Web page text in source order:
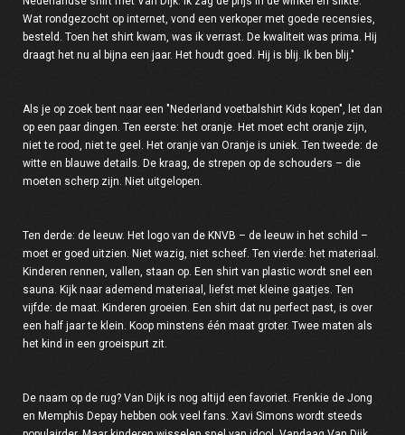
Wat rondgezocht op internet, vond een verkoper met goede recensies,
besteld. Toen het shirt kwam, was ik verrast. De kwaliteit was prima. Hij
draagt het nu al bijna een jaar. Het houdt goed. Hij is blij. Ik ben blij."
Als je op zoek bent naar een " Nederland voetbalshirt Kids kopen", let dan
op een paar dingen. Ten eerste: het oranje. Het moet echt oranje zijn,
niet te rood, niet te geel. Het oranje van Oranje is uniek. Ten tweede: de
witte en blauwe details. De kraag, de strepen op de schouders – die
moeten scherp zijn. Niet uitgelopen.
Ten derde: de leeuw. Het logo van de KNVB – de leeuw in het schild –
moet er goed uitzien. Niet wazig, niet scheef. Ten vierde: het materiaal.
Kinderen rennen, vallen, staan op. Een shirt van plastic wordt snel een
sauna. Kijk naar ademend materiaal, liefst met kleine gaatjes. Ten
vijfde: de maat. Kinderen groeien. Een shirt dat nu perfect past, is over
een half jaar te klein. Koop minstens één maat groter. Twee maten als
het kind in een groeispurt zit.
De naam op de rug? Van Dijk is nog altijd een favoriet. Frenkie de Jong
en Memphis Depay hebben ook veel fans. Xavi Simons wordt steeds